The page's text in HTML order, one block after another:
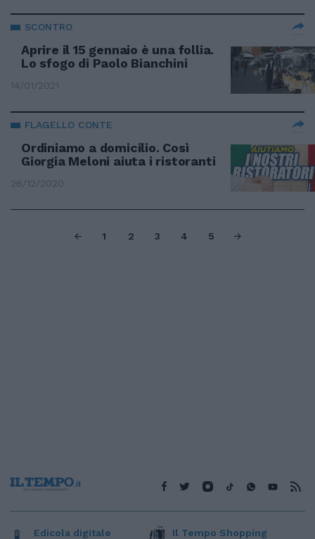
SCONTRO
Aprire il 15 gennaio è una follia.
Lo sfogo di Paolo Bianchini
14/01/2021
FLAGELLO CONTE
Ordiniamo a domicilio. Così
Giorgia Meloni aiuta i ristoranti
26/12/2020
1 2 3 4 5
Edicola digitale Il Tempo Shopping